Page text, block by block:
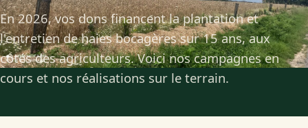
En 2026, vos dons financent la plantation et
l'entretien de haies bocagères sur 15 ans, aux
côtés des agriculteurs. Voici nos campagnes en
cours et nos réalisations sur le terrain.